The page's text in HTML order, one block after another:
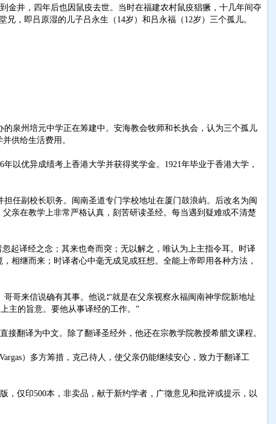
井，四年后也因鼠疫去世。当时在福建农村鼠疫猖獗，十几年间夺
，即吕原湿的儿子吕永生（14岁）和吕永福（12岁）三个孤儿。
泉州培元中学正在筹建中。安海教会牧师和长执会，认为三个孤儿
供给生活费用。
以优异成绩考上香港大学并获得奖学金。1921年毕业于香港大学，
任副校长职务。闽南圣道专门学校地址在厦门鼓浪屿。后改名为闽
亲在教学上非常严格认真，刻苦研读圣经。每当遇到疑难或不清楚
起译经之念；其来也奇而突；无以解之，唯认为上主指令耳。时译
相继而来；时译者心中毫无成见或狂想。全能上帝即用各种方法，
哥来信说确有其事。他说∶“就是在父亲视察永福闽南神学院新地址
主的旨意。要他从事译经的工作。”
翻译为中文。除了翻译圣经外，他还在宗教学院教授希腊文课程。
）多方筹措，克己待人，使父亲仍能继续安心，致力于翻译工
仅印500本，非卖品，献于新约学者，广徵意见和批评或提示，以